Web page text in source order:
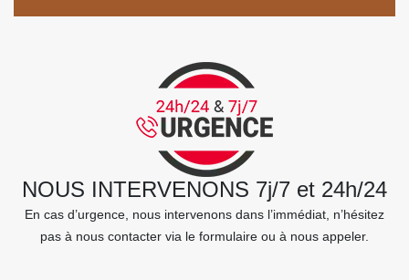
NOUS INTERVENONS 7j/7 et 24h/24
En cas d’urgence, nous intervenons dans l’immédiat, n’hésitez
pas à nous contacter via le formulaire ou à nous appeler.